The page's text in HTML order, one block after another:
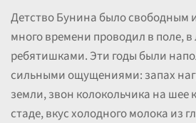
Детство Бунина было свободным
много времени проводил в поле, в
ребятишками. Эти годы были
сильными ощущениями: запах
земли, звон колокольчика на шее
стаде, вкус холодного молока из